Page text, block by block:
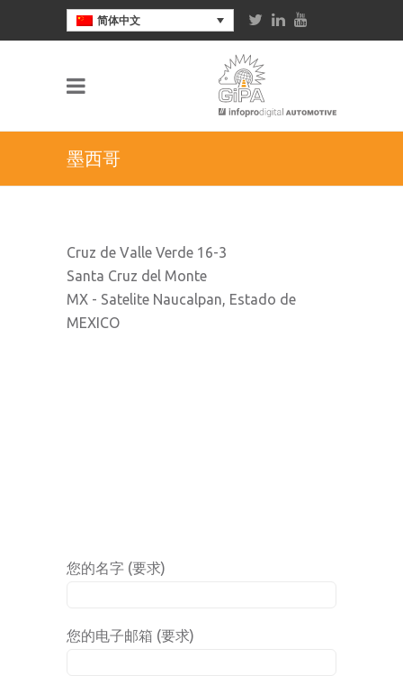
简体中文
墨西哥
Cruz de Valle Verde 16-3
Santa Cruz del Monte
MX - Satelite Naucalpan, Estado de
MEXICO
您的名字 (要求)
您的电子邮箱 (要求)